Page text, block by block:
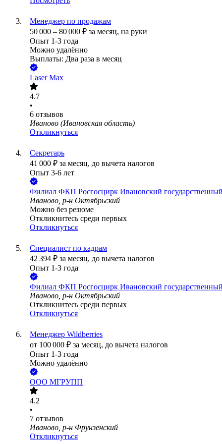
Менеджер по продажам
50 000 – 80 000 ₽ за месяц, на руки
Опыт 1-3 года
Можно удалённо
Выплаты: Два раза в месяц
Laser Max
4.7
•
6 отзывов
Иваново (Ивановская область)
Откликнуться
Секретарь
41 000 ₽ за месяц, до вычета налогов
Опыт 3-6 лет
Филиал ФКП Росгосцирк Ивановский
Иваново, р-н Октябрьский
Можно без резюме
Откликнитесь среди первых
Откликнуться
Специалист по кадрам
42 394 ₽ за месяц, до вычета налогов
Опыт 1-3 года
Филиал ФКП Росгосцирк Ивановский
Иваново, р-н Октябрьский
Откликнитесь среди первых
Откликнуться
Менеджер Wildberries
от 100 000 ₽ за месяц, до вычета налогов
Опыт 1-3 года
Можно удалённо
ООО МГРУПП
4.2
•
7 отзывов
Иваново, р-н Фрунзенский
Откликнуться